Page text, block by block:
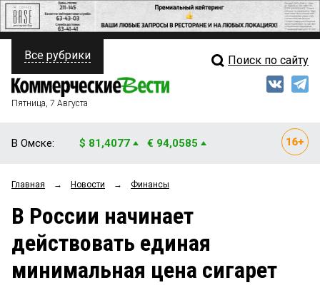
ПОЛИТИКА
ФИНАНСЫ
ОБЩЕСТВО
ЗАКОН
Свежий выпуск
Блоги
Архив
Все рубрики Поиск по сайту
Пятница, 7 Августа
В Омске: $ 81,4077 € 94,0585
Главная → Новости → Финансы
В России начинает
действовать единая
минимальная цена сигарет